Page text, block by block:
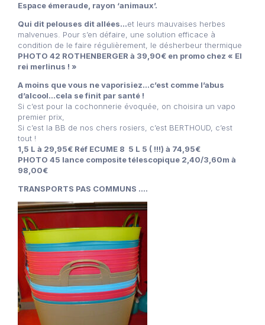
Espace émeraude, rayon ‘animaux’.
Qui dit pelouses dit allées…et leurs mauvaises herbes
malvenues. Pour s’en défaire, une solution efficace à
condition de le faire régulièrement, le désherbeur thermique
PHOTO 42 ROTHENBERGER à 39,90€ en promo chez « El
rei merlinus ! »
A moins que vous ne vaporisiez…c’est comme l’abus
d’alcool…cela se finit par santé !
Si c’est pour la cochonnerie évoquée, on choisira un vapo
premier prix,
Si c’est la BB de nos chers rosiers, c’est BERTHOUD, c’est
tout !
1,5 L à 29,95€ Réf ECUME 8 5 L 5 ( !!!) à 74,95€
PHOTO 45 lance composite télescopique 2,40/3,60m à
98,00€
TRANSPORTS PAS COMMUNS ….